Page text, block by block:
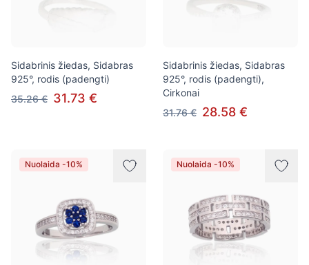
Sidabrinis žiedas, Sidabras
925°, rodis (padengti)
35.26 € 31.73 €
Sidabrinis žiedas, Sidabras
925°, rodis (padengti),
Cirkonai
31.76 € 28.58 €
Nuolaida -10% Nuolaida -10%